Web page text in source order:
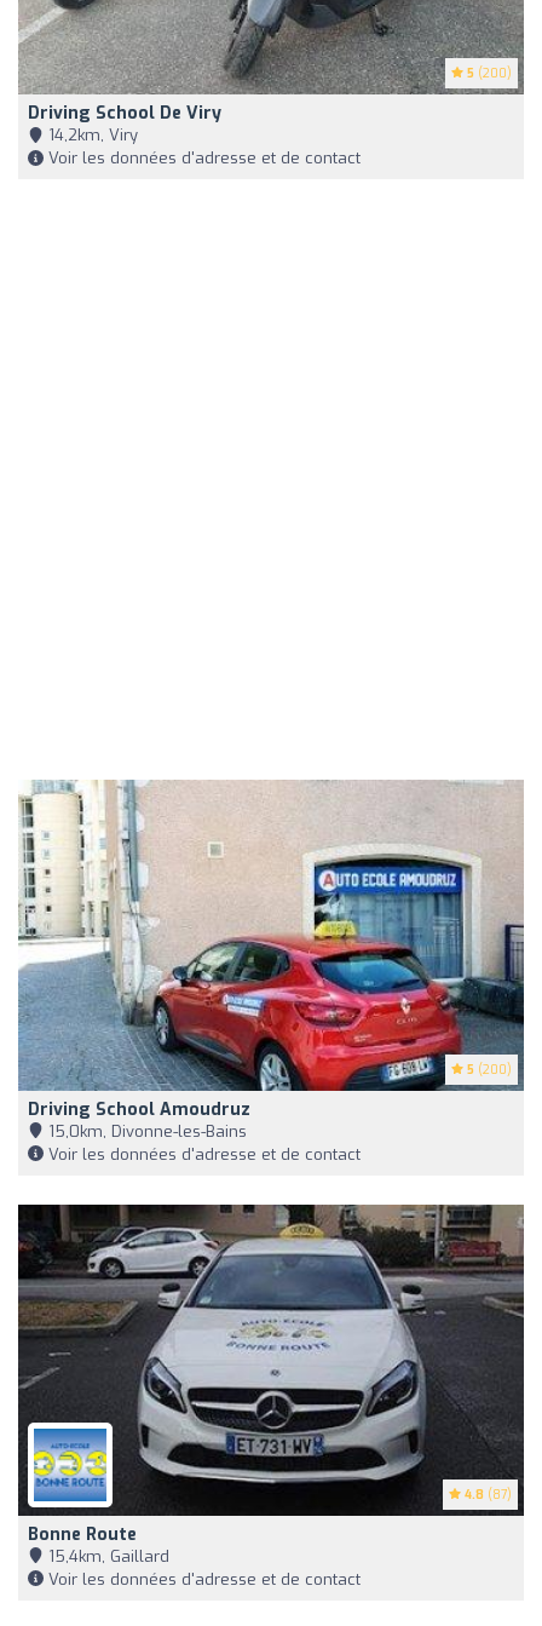
5 (200)
Driving School De Viry
14,2km, Viry
Voir les données d'adresse et de contact
5 (200)
Driving School Amoudruz
15,0km, Divonne-les-Bains
Voir les données d'adresse et de contact
4.8 (87)
Bonne Route
15,4km, Gaillard
Voir les données d'adresse et de contact